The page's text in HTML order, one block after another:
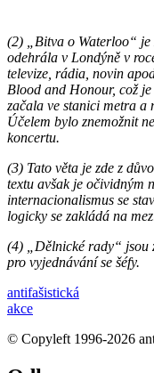
(2) „Bitva o Waterloo“ je
odehrála v Londýně v
televize, rádia, novin
Blood and Honour, což
začala ve stanici metra a
Účelem bylo znemožnit
koncertu.
(3) Tato věta je zde z
textu avšak je očividným
internacionalismus se
logicky se zakládá na
(4) „Dělnické rady“ jsou
pro vyjednávání se šéfy.
anti­fašistická
akce
© Copyleft 1996-2026